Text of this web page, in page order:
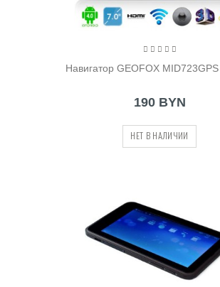
Навигатор GEOFOX
190 BYN
НЕТ В НАЛИЧИИ